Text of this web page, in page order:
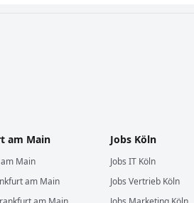
am Main
Main
am Main
Jobs Köln
Jobs IT Köln
Jobs Vertrieb Köln